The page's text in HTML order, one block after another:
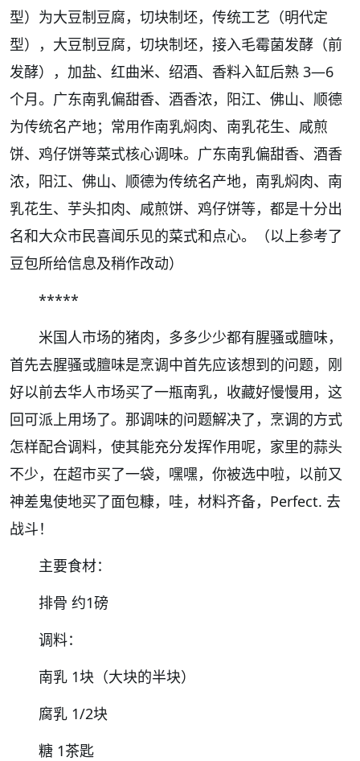
型）为大豆制豆腐，切块制坯，传统工艺（明代定
型），大豆制豆腐，切块制坯，接入毛霉菌发酵（前
发酵），加盐、红曲米、绍酒、香料入缸后熟 3—6
个月。广东南乳偏甜香、酒香浓，阳江、佛山、顺德
为传统名产地；常用作南乳焖肉、南乳花生、咸煎
饼、鸡仔饼等菜式核心调味。广东南乳偏甜香、酒香
浓，阳江、佛山、顺德为传统名产地，南乳焖肉、南
乳花生、芋头扣肉、咸煎饼、鸡仔饼等，都是十分出
名和大众市民喜闻乐见的菜式和点心。（以上参考了
豆包所给信息及稍作改动）
*****
米国人市场的猪肉，多多少少都有腥骚或膻味，
首先去腥骚或膻味是烹调中首先应该想到的问题，刚
好以前去华人市场买了一瓶南乳，收藏好慢慢用，这
回可派上用场了。那调味的问题解决了，烹调的方式
怎样配合调料，使其能充分发挥作用呢，家里的蒜头
不少，在超市买了一袋，嘿嘿，你被选中啦，以前又
神差鬼使地买了面包糠，哇，材料齐备，Perfect. 去
战斗！
主要食材：
排骨 约1磅
调料：
南乳 1块（大块的半块）
腐乳 1/2块
糖 1茶匙